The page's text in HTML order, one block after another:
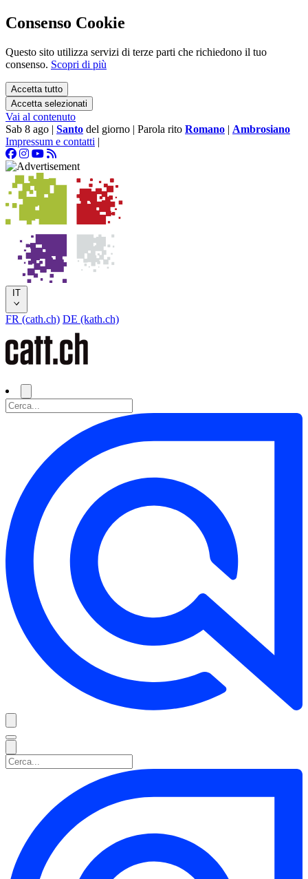
Consenso Cookie
Questo sito utilizza servizi di terze parti che richiedono il tuo
consenso. Scopri di più
Accetta tutto
Accetta selezionati
Vai al contenuto
Sab 8 ago | Santo del giorno | Parola rito Romano | Ambrosiano
Impressum e contatti |
IT
FR (cath.ch) DE (kath.ch)